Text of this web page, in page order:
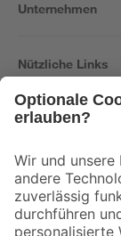
Unternehmen
Nützliche Links
Der toom Newsletter:
Zur